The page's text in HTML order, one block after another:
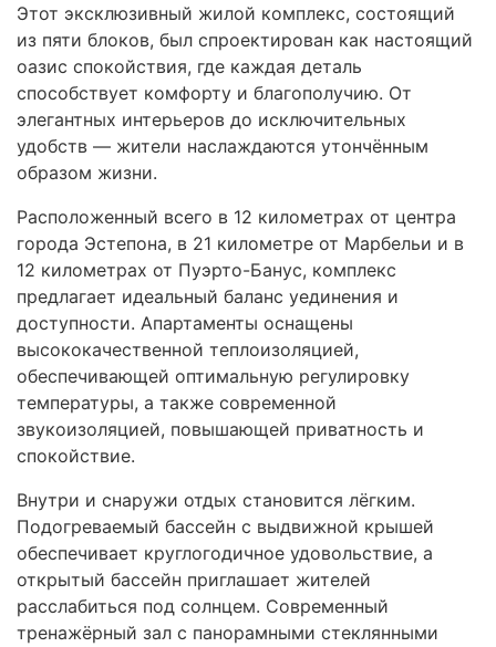
Этот эксклюзивный жилой комплекс, состоящий
из пяти блоков, был спроектирован как настоящий
оазис спокойствия, где каждая деталь
способствует комфорту и благополучию. От
элегантных интерьеров до исключительных
удобств — жители наслаждаются утончённым
образом жизни.
Расположенный всего в 12 километрах от центра
города Эстепона, в 21 километре от Марбельи и в
12 километрах от Пуэрто-Банус, комплекс
предлагает идеальный баланс уединения и
доступности. Апартаменты оснащены
высококачественной теплоизоляцией,
обеспечивающей оптимальную регулировку
температуры, а также современной
звукоизоляцией, повышающей приватность и
спокойствие.
Внутри и снаружи отдых становится лёгким.
Подогреваемый бассейн с выдвижной крышей
обеспечивает круглогодичное удовольствие, а
открытый бассейн приглашает жителей
расслабиться под солнцем. Современный
тренажёрный зал с панорамными стеклянными